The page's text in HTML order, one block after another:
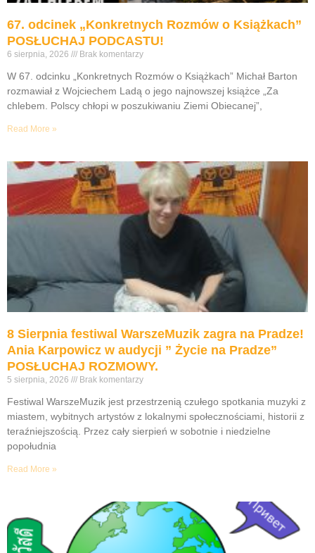
67. odcinek „Konkretnych Rozmów o Książkach”
POSŁUCHAJ PODCASTU!
6 sierpnia, 2026 Brak komentarzy
W 67. odcinku „Konkretnych Rozmów o Książkach” Michał Barton
rozmawiał z Wojciechem Ladą o jego najnowszej książce „Za
chlebem. Polscy chłopi w poszukiwaniu Ziemi Obiecanej”,
Read More »
8 Sierpnia festiwal WarszeMuzik zagra na Pradze!
Ania Karpowicz w audycji ” Życie na Pradze”
POSŁUCHAJ ROZMOWY.
5 sierpnia, 2026 Brak komentarzy
Festiwal WarszeMuzik jest przestrzenią czułego spotkania muzyki z
miastem, wybitnych artystów z lokalnymi społecznościami, historii z
teraźniejszością. Przez cały sierpień w sobotnie i niedzielne
popołudnia
Read More »